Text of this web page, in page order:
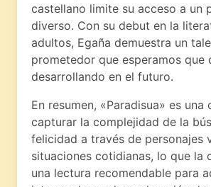
castellano limite su acceso a un
diverso. Con su debut en la
adultos, Egaña demuestra un
prometedor que esperamos que
desarrollando en el futuro.
En resumen, «Paradisua» es
capturar la complejidad de la
felicidad a través de personajes
situaciones cotidianas, lo que la
una lectura recomendable para